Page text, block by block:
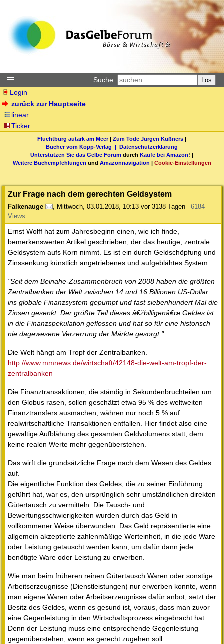
Suche: Los
Login
zurück zur Hauptseite
linear
Ticker
Fluchtburg autark am Meer| Zum Tode Jürgen Küßners |
Bücher vom Kopp-Verlag | Datenschutzerklärung
Unterstützen Sie das Gelbe Forum durch Käufe bei Amazon! |
Weitere Buchempfehlungen und Amazonnavigation | Cookie-Einstellungen
Zur Frage nach dem gerechten Geldsystem
Falkenauge , Mittwoch, 03.01.2018, 10:13 vor 3138 Tagen
6184
Views
Ernst Wolff hat zum Jahresbeginn einen, wie ich finde,
bemerkenswerten Artikel geschrieben, der das heutige, zentrale
Geldsystem aufs Korn nimmt. Es ist ein durch Geldschöpfung und
Zinssenkung künstlich angetriebenes und aufgeblähtes System.
"Seit dem Beinahe-Zusammenbruch von 2008 haben die größten
Zentralbanken der Welt zwischen 14 und 16 Billionen US-Dollar
ins globale Finanzsystem gepumpt und fast siebenhundert Mal die
Zinsen gesenkt. Der größte Teil dieses â€žbilligenâ€œ Geldes ist
in die Finanzspekulation geflossen und hat so für eine historisch
nie dagewesene Verzerrung der Märkte gesorgt."
Die Welt hängt am Tropf der Zentralbanken.
http://www.mmnews.de/wirtschaft/42148-die-welt-am-tropf-der-
zentralbanken
Die Finanztransaktionen, die ständig in Sekundenbruchteilen um
den Globus rasen, sollen geschätzt etwa 95 % des weltweiten
Finanztransfers ausmachen, währen nur noch 5 % auf
realwirtschaftliche Transaktionen entfallen. Hier findet also eine
gewaltige Aufblähung des gesamten Geldvolumens statt, dem
keine realen Werte mehr gegenüberstehen.
Das wirft die grundsätzliche Frage nach dem Wesen des Geldes
auf.
Die eigentliche Funktion des Geldes, die zu seiner Einführung
geführt hat, war es, den ursprünglich sehr umständlichen direkten
Gütertausch zu vermitteln. Die Tausch- und
Bewertungsschwierigkeiten wurden durch das Geld in
vollkommener Weise überwunden. Das Geld repräsentierte eine
allgemein akzeptierte zahlenmäßige Werteinheit, in die jede Ware
oder Leistung getauscht werden kann, um dafür dann jede
benötigte Ware oder Leistung zu erwerben.
Wie man beim früheren reinen Gütertausch Waren oder sonstige
Arbeitserzeugnisse (Dienstleistungen) nur erwerben konnte, wenn
man eigene Waren oder Arbeitserzeugnisse dafür anbot, setzt der
Besitz des Geldes, wenn es gesund ist, voraus, dass man zuvor
eine Gegenleistung in den Wirtschaftsprozess eingebracht hat.
Denn der Leistung muss eine entsprechende Gegenleistung
gegenüberstehen, wenn es gerecht zugehen soll.